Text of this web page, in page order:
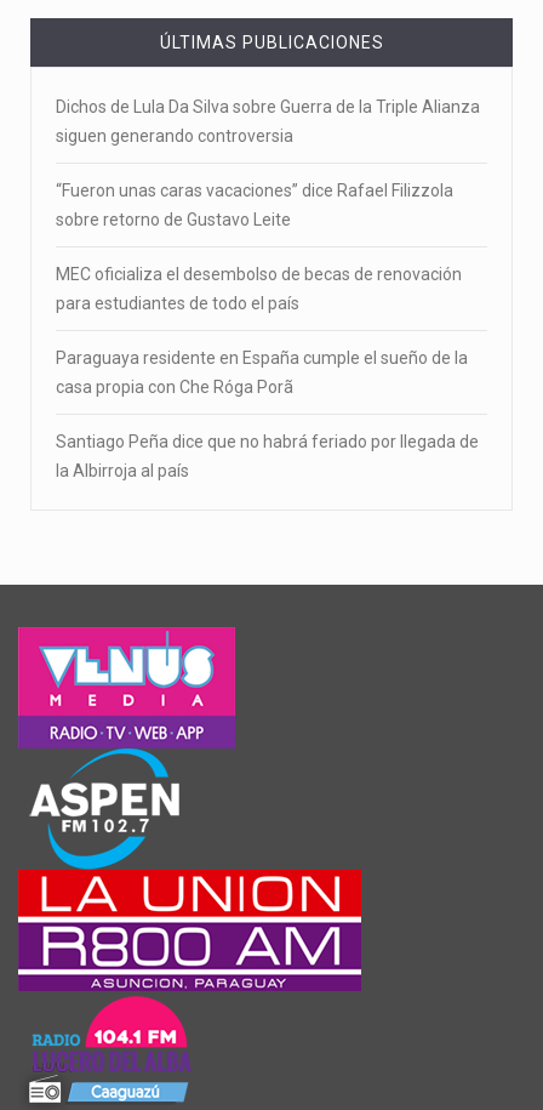
ÚLTIMAS PUBLICACIONES
Dichos de Lula Da Silva sobre Guerra de la Triple Alianza
siguen generando controversia
“Fueron unas caras vacaciones” dice Rafael Filizzola
sobre retorno de Gustavo Leite
MEC oficializa el desembolso de becas de renovación
para estudiantes de todo el país
Paraguaya residente en España cumple el sueño de la
casa propia con Che Róga Porã
Santiago Peña dice que no habrá feriado por llegada de
la Albirroja al país